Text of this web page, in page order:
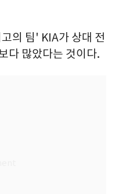
의 팀' KIA가 상대 전
다 많았다는 것이다.